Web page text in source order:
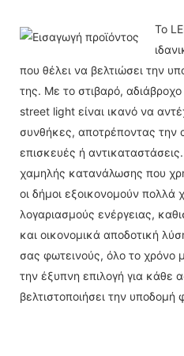
Το
που θέλει να βελτιώσει την
της. Με το στιβαρό,
street light είναι ικανό να
συνθήκες, αποτρέποντας την
επισκευές ή
χαμηλής κατανάλωσης που
οι δήμοι εξοικονομούν πολλά
λογαριασμούς ενέργειας,
και οικονομικά αποδοτική
σας φωτεινούς, όλο το χρόνο
την έξυπνη επιλογή για κάθε
βελτιστοποιήσει την υποδομή